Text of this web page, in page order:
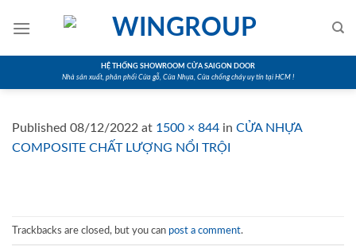
HỆ THỐNG SHOWROOM CỬA SAIGON DOOR
Nhà sản xuất, phân phối Cửa gỗ, Cửa Nhựa, Cửa chống cháy uy tín tại HCM !
Published 08/12/2022 at 1500 × 844 in CỬA NHỰA
COMPOSITE CHẤT LƯỢNG NỔI TRỘI
Trackbacks are closed, but you can post a comment.